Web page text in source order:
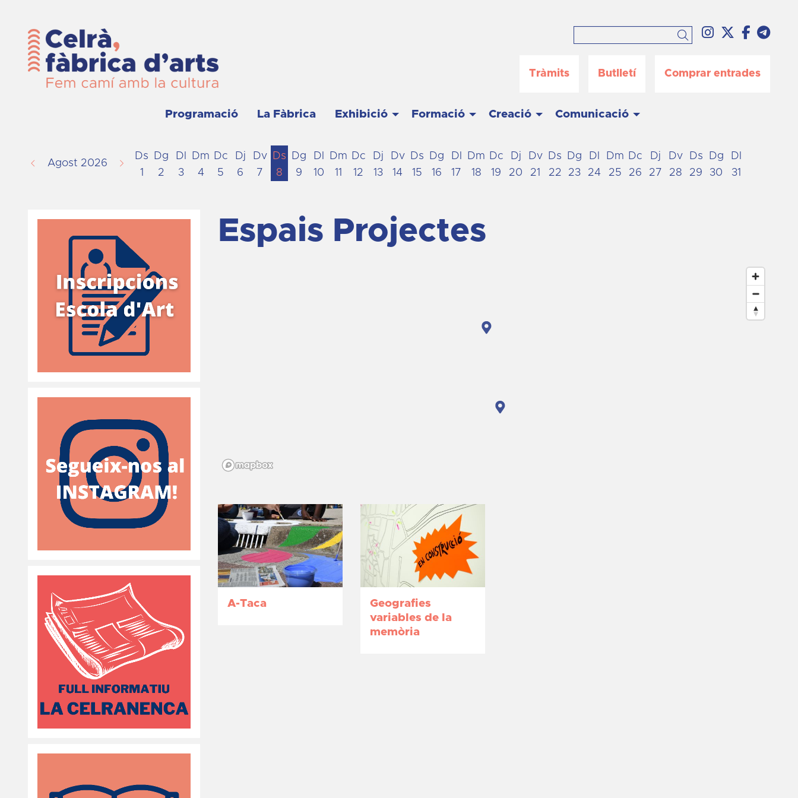
Link aLink a
Link a
Cercar
Comprar entrades
Butlletí
Tràmits
Programació La Fàbrica Exhibició Formació Creació Comunicació
Agost 2026
Ds
1
Dg
2
Dl
3
Dm
4
Dc
5
Dj
6
Dv
7
Ds
8
Dg
9
Dl
10
Dm
11
Dc
12
Dj
13
Dv
14
Ds
15
Dg
16
Dl
17
Dm
18
Dc
19
Dj
20
Dv
21
Ds
22
Dg
23
Dl
24
Dm
25
Dc
26
Dj
27
Dv
28
Ds
29
Dg
30
Dl
31
Espais Projectes
A-Taca
Geografies
variables de la
memòria